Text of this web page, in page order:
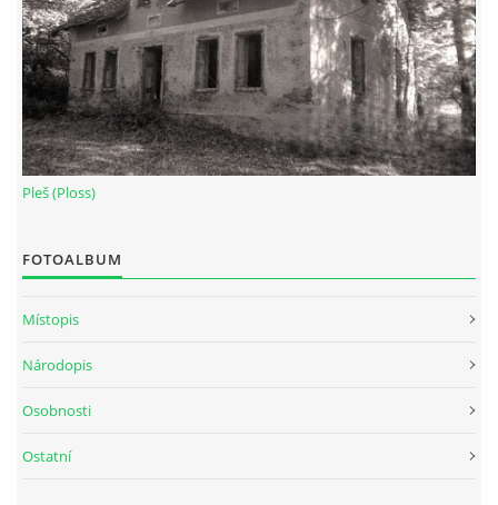
Pleš (Ploss)
FOTOALBUM
Místopis
Národopis
Osobnosti
Ostatní